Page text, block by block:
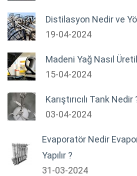
Distilasyon Nedir ve
19-04-2024
Madeni Yağ Nasıl
15-04-2024
Karıştırıcılı Tank Nedir
03-04-2024
Evaporatör Nedir
Yapılır ?
31-03-2024